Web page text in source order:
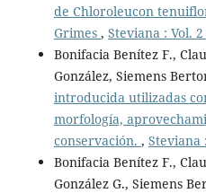
de Chloroleucon
Grimes , Steviana : Vol.
Bonifacia Benítez F.,
González, Siemens
introducida utilizadas
morfología,
conservación. , Steviana
Bonifacia Benítez F.,
González G., Siemens